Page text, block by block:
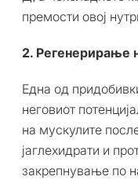
премости овој
2. Регенерирање
Една од
неговиот
на мускулите
јаглехидрати и
закрепнување по